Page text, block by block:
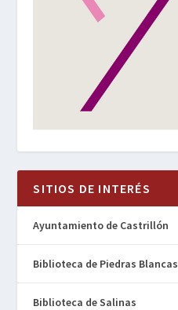
SITIOS DE INTERÉS
Ayuntamiento de Castrillón
Biblioteca de Piedras Blancas
Biblioteca de Salinas